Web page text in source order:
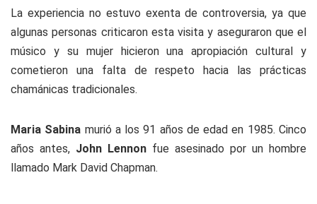
La experiencia no estuvo exenta de controversia, ya que
algunas personas criticaron esta visita y aseguraron que el
músico y su mujer hicieron una apropiación cultural y
cometieron una falta de respeto hacia las prácticas
chamánicas tradicionales.
Maria Sabina murió a los 91 años de edad en 1985. Cinco
años antes, John Lennon fue asesinado por un hombre
llamado Mark David Chapman.